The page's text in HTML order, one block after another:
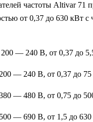
частоты Altivar 71
от 0,37 до 630 кВт с
200 — 240 В, от 0,37 до
— 240 В, от 0,37 до
— 480 В, от 0,75 до
— 690 В, от 1,5 до 630